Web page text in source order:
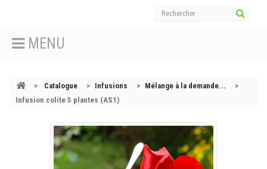
MENU
> Catalogue > Infusions > Mélange à la demande...
>
Infusion colite 5 plantes (AS1)